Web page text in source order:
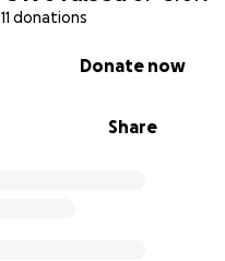
11 donations
Share
Donate now